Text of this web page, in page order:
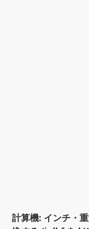
計算機: インチ・